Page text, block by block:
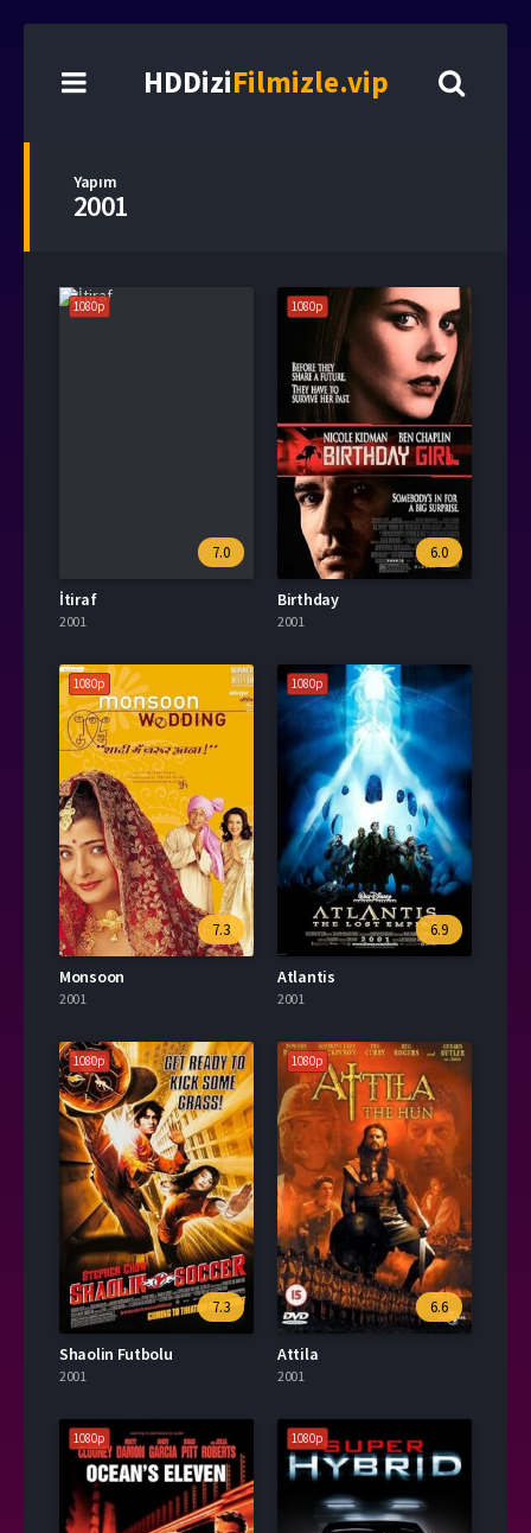
HDDiziFilmizle.vip
Yapım
2001
1080p
7.0
İtiraf
2001
1080p
6.0
Birthday
2001
1080p
7.3
Monsoon
2001
1080p
6.9
Atlantis
2001
1080p
7.3
Shaolin Futbolu
2001
1080p
6.6
Attila
2001
1080p 1080p